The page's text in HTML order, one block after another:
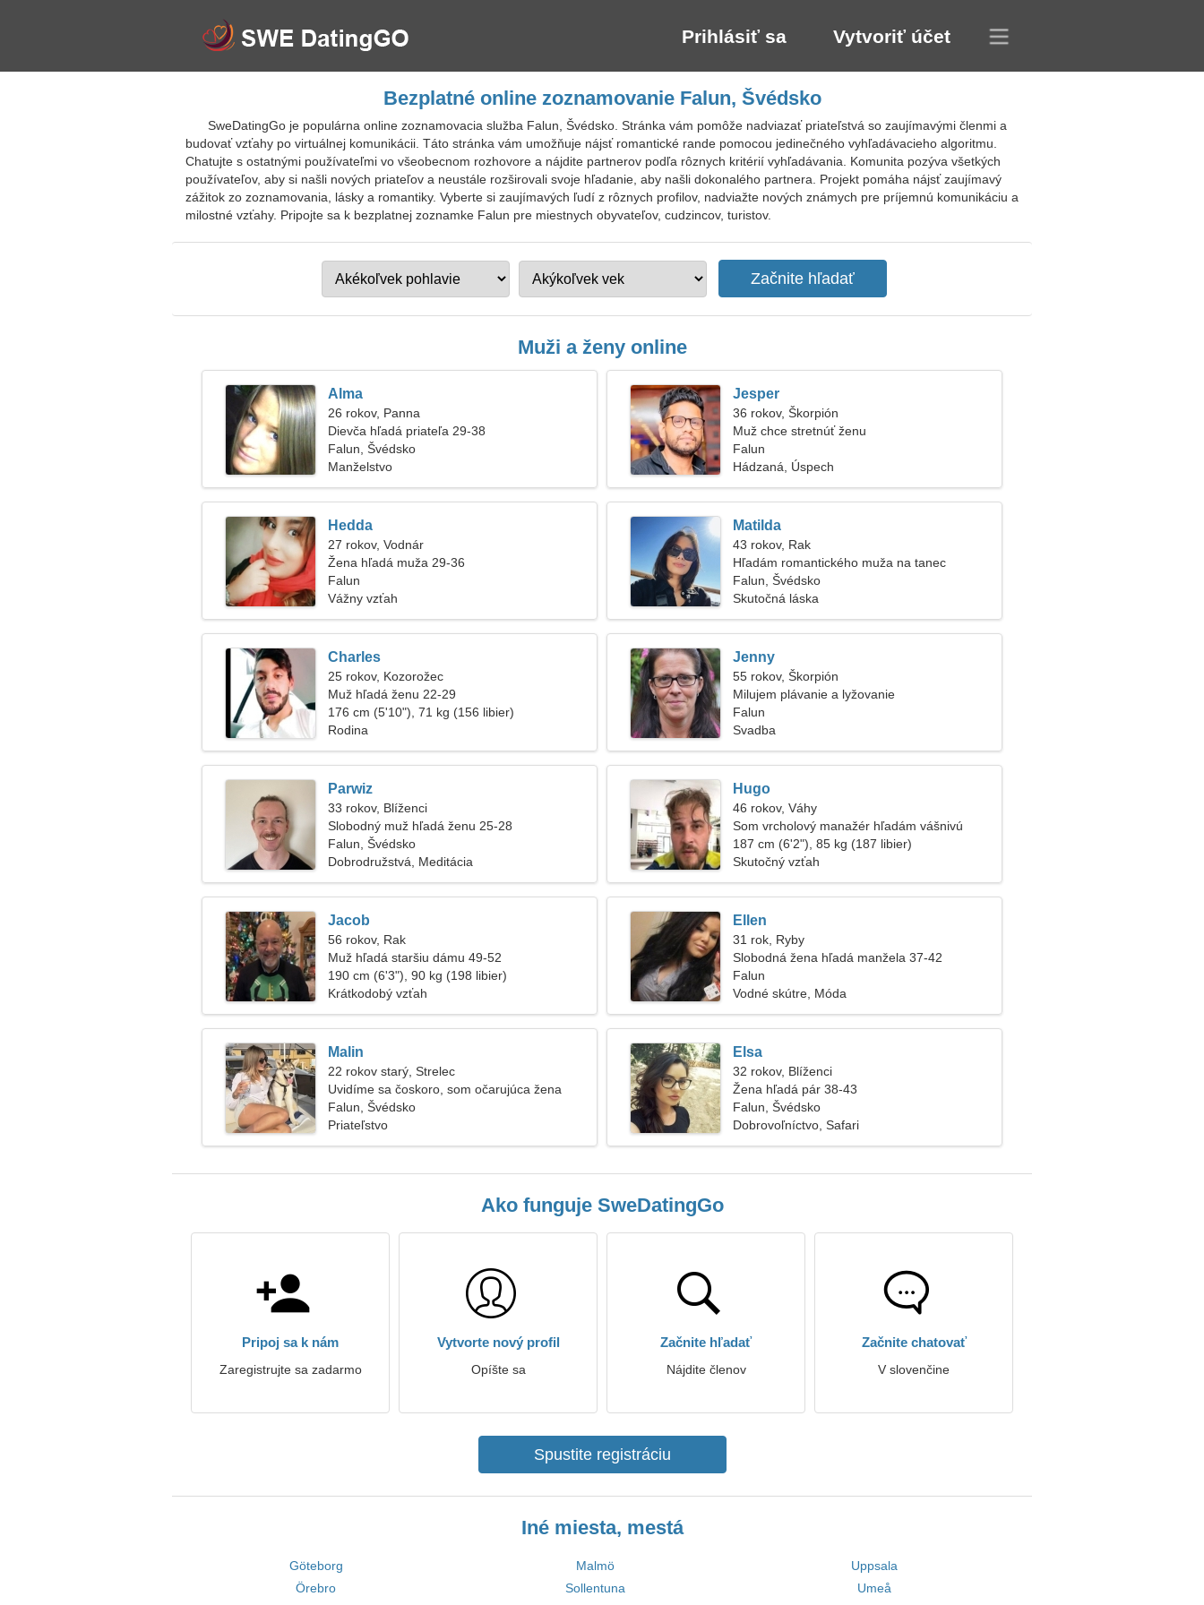
Prihlásiť sa Vytvoriť účet
Bezplatné online zoznamovanie Falun, Švédsko
SweDatingGo je populárna online zoznamovacia služba Falun, Švédsko. Stránka vám pomôže nadviazať priateľstvá so zaujímavými členmi a
budovať vzťahy po virtuálnej komunikácii. Táto stránka vám umožňuje nájsť romantické rande pomocou jedinečného vyhľadávacieho algoritmu.
Chatujte s ostatnými používateľmi vo všeobecnom rozhovore a nájdite partnerov podľa rôznych kritérií vyhľadávania. Komunita pozýva všetkých
používateľov, aby si našli nových priateľov a neustále rozširovali svoje hľadanie, aby našli dokonalého partnera. Projekt pomáha nájsť zaujímavý
zážitok zo zoznamovania, lásky a romantiky. Vyberte si zaujímavých ľudí z rôznych profilov, nadviažte nových známych pre príjemnú komunikáciu a
milostné vzťahy. Pripojte sa k bezplatnej zoznamke Falun pre miestnych obyvateľov, cudzincov, turistov.
Muži a ženy online
Alma
26 rokov, Panna
Dievča hľadá priateľa 29-38
Falun, Švédsko
Manželstvo
Jesper
36 rokov, Škorpión
Muž chce stretnúť ženu
Falun
Hádzaná, Úspech
Hedda
27 rokov, Vodnár
Žena hľadá muža 29-36
Falun
Vážny vzťah
Matilda
43 rokov, Rak
Hľadám romantického muža na tanec
Falun, Švédsko
Skutočná láska
Charles
25 rokov, Kozorožec
Muž hľadá ženu 22-29
176 cm (5'10"), 71 kg (156 libier)
Rodina
Jenny
55 rokov, Škorpión
Milujem plávanie a lyžovanie
Falun
Svadba
Parwiz
33 rokov, Blíženci
Slobodný muž hľadá ženu 25-28
Falun, Švédsko
Dobrodružstvá, Meditácia
Hugo
46 rokov, Váhy
Som vrcholový manažér hľadám vášnivú
ženu
187 cm (6'2"), 85 kg (187 libier)
Skutočný vzťah
Jacob
56 rokov, Rak
Muž hľadá staršiu dámu 49-52
190 cm (6'3"), 90 kg (198 libier)
Krátkodobý vzťah
Ellen
31 rok, Ryby
Slobodná žena hľadá manžela 37-42
Falun
Vodné skútre, Móda
Malin
22 rokov starý, Strelec
Uvidíme sa čoskoro, som očarujúca žena
Falun, Švédsko
Priateľstvo
Elsa
32 rokov, Blíženci
Žena hľadá pár 38-43
Falun, Švédsko
Dobrovoľníctvo, Safari
Ako funguje SweDatingGo
Pripoj sa k nám
Zaregistrujte sa zadarmo
Vytvorte nový profil
Opíšte sa
Začnite hľadať
Nájdite členov
Začnite chatovať
V slovenčine
Spustite registráciu
Iné miesta, mestá
Göteborg Malmö
Uppsala
Örebro
Sollentuna
Umeå